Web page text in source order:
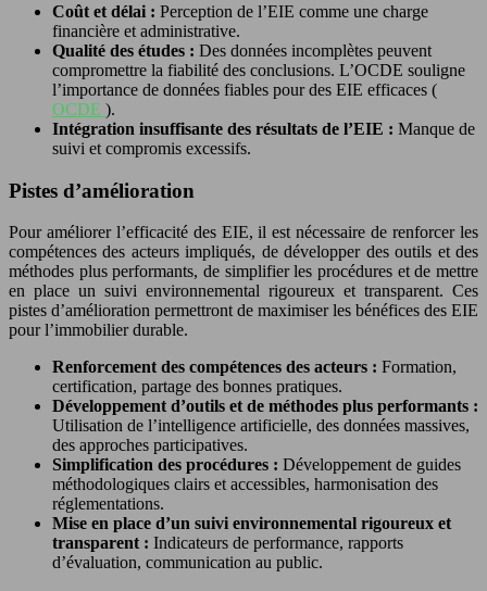
Coût et délai : Perception de l’EIE comme une charge
financière et administrative.
Qualité des études : Des données incomplètes peuvent
compromettre la fiabilité des conclusions. L’OCDE souligne
l’importance de données fiables pour des EIE efficaces (
OCDE ).
Intégration insuffisante des résultats de l’EIE : Manque de
suivi et compromis excessifs.
Pistes d’amélioration
Pour améliorer l’efficacité des EIE, il est nécessaire de renforcer les
compétences des acteurs impliqués, de développer des outils et des
méthodes plus performants, de simplifier les procédures et de mettre
en place un suivi environnemental rigoureux et transparent. Ces
pistes d’amélioration permettront de maximiser les bénéfices des EIE
pour l’immobilier durable.
Renforcement des compétences des acteurs : Formation,
certification, partage des bonnes pratiques.
Développement d’outils et de méthodes plus performants :
Utilisation de l’intelligence artificielle, des données massives,
des approches participatives.
Simplification des procédures : Développement de guides
méthodologiques clairs et accessibles, harmonisation des
réglementations.
Mise en place d’un suivi environnemental rigoureux et
transparent : Indicateurs de performance, rapports
d’évaluation, communication au public.